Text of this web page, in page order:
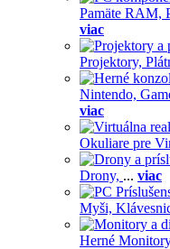
Pamäte RAM,
viac
Projektory,
Nintendo,
viac
Okuliare pre
Drony, ... viac
Myši,
Herné